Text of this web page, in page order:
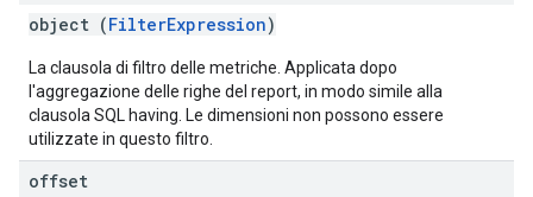
object (FilterExpression)
La clausola di filtro delle metriche. Applicata dopo
l'aggregazione delle righe del report, in modo simile alla
clausola SQL having. Le dimensioni non possono essere
utilizzate in questo filtro.
offset